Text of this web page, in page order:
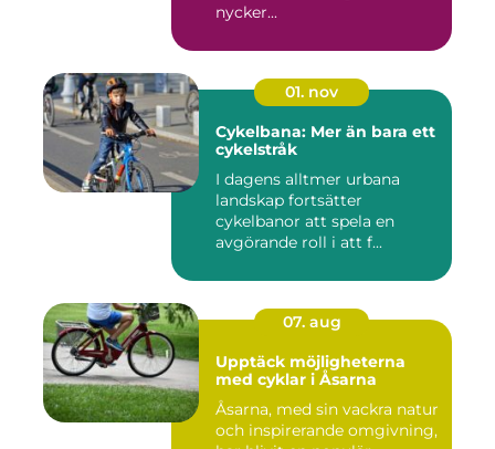
nycker...
01. nov
Cykelbana: Mer än bara ett
cykelstråk
I dagens alltmer urbana
landskap fortsätter
cykelbanor att spela en
avgörande roll i att f...
07. aug
Upptäck möjligheterna
med cyklar i Åsarna
Åsarna, med sin vackra natur
och inspirerande omgivning,